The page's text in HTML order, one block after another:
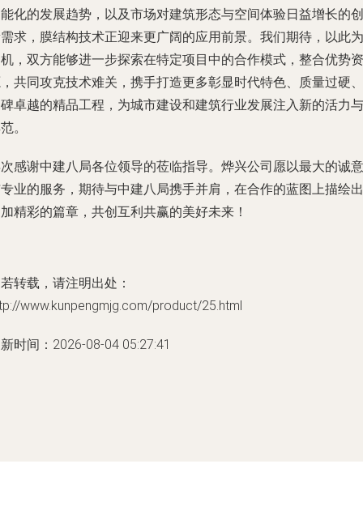
化的发展趋势，以及市场对建筑形态与空间体验日益增长的创
求，膜结构技术正迎来更广阔的应用前景。我们期待，以此为
，双方能够进一步探索在特定项目中的合作模式，整合优势资
共同攻克技术难关，携手打造更多彰显时代特色、质量过硬、
卓越的精品工程，为城市建设和建筑行业发展注入新的活力与
。
感谢中建八局各位领导的莅临指导。烨兴公司愿以最大的诚意
业的服务，期待与中建八局携手并肩，在合作的蓝图上描绘出
精彩的篇章，共创互利共赢的美好未来！
转载，请注明出处：
www.kunpengmjg.com/product/25.html
时间：2026-08-04 05:27:41